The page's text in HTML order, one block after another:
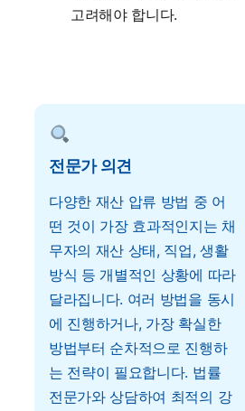
고려해야 합니다.
전문가 의견
다양한 재산 압류 방법 중 어
떤 것이 가장 효과적인지는 채
무자의 재산 상태, 직업, 생활
방식 등 개별적인 상황에 따라
달라집니다. 여러 방법을 동시
에 진행하거나, 가장 확실한
방법부터 순차적으로 진행하
는 전략이 필요합니다. 법률
전문가와 상담하여 최적의 강